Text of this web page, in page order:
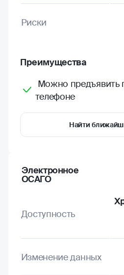
Риски
Преимущества
Можно предъявить
телефоне
Найти
Электронное
ОСАГО
Доступность
Изменение данных